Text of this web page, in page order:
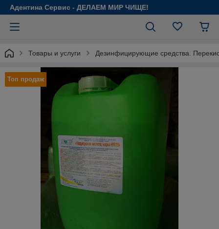
Адентина Сервис - ДЕЛАЕМ МИР ЧИЩЕ!
Товары и услуги Дезинфицирующие средства.
Топ продаж